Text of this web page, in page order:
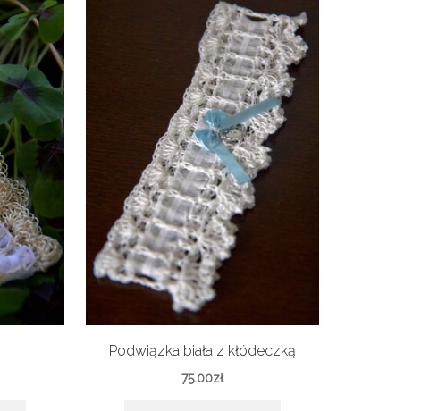
Podwiązka biała z kłódeczką
75.00zł